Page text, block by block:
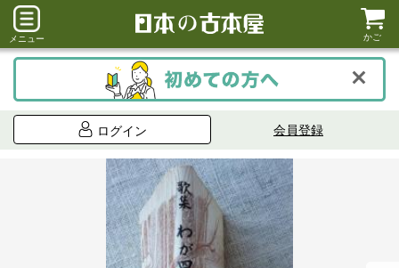
メニュー かご
ログイン 会員登録